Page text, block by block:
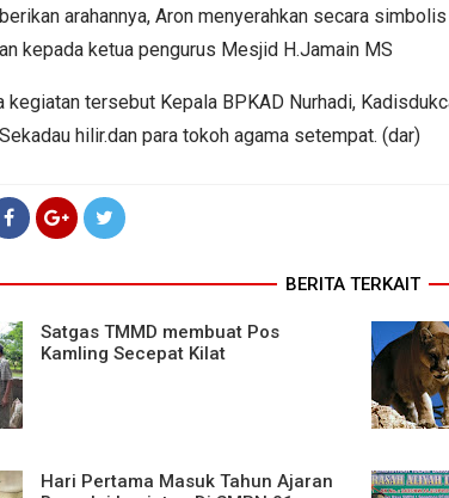
arahannya, Aron menyerahkan secara
kepada ketua pengurus Mesjid H.Jamain MS
kegiatan tersebut Kepala BPKAD Nurhadi,
hilir.dan para tokoh agama setempat. (dar)
BERITA TERKAIT
Satgas TMMD membuat Pos
Kamling Secepat Kilat
Hari Pertama Masuk Tahun Ajaran